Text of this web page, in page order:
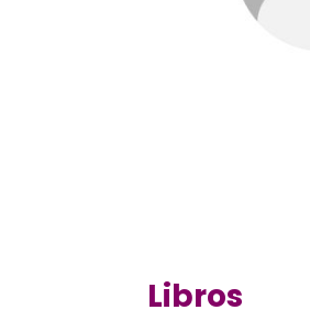
Libros